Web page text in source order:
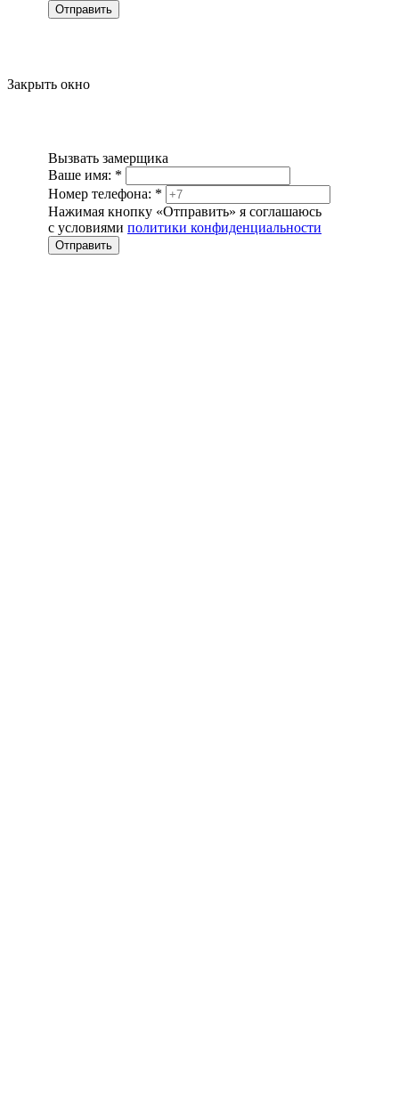
Отправить
Закрыть окно
Вызвать замерщика
Ваше имя: *
Номер телефона: *
Нажимая кнопку «Отправить» я соглашаюсь
с условиями политики конфиденциальности
Отправить